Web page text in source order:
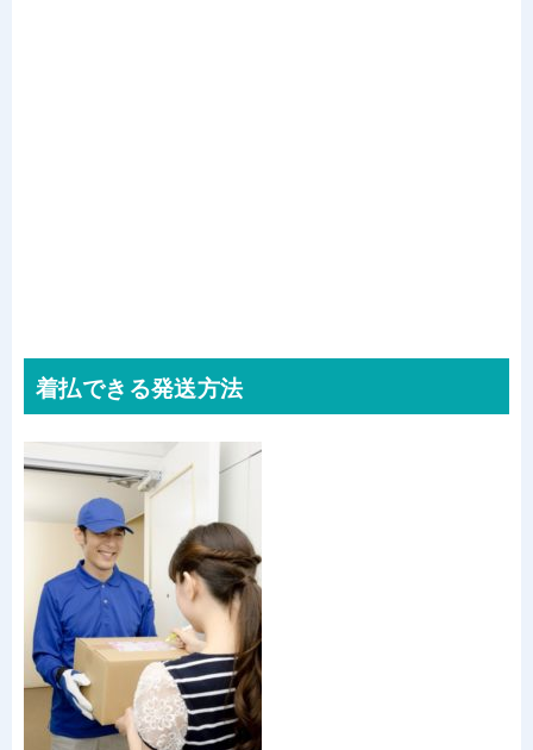
着払できる発送方法